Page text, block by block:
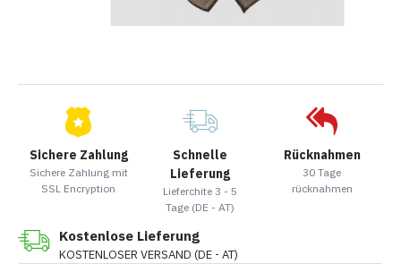
Sichere Zahlung
Sichere Zahlung mit
SSL Encryption
Schnelle
Lieferung
Lieferchite 3 - 5
Tage (DE - AT)
Rücknahmen
30 Tage
rücknahmen
Kostenlose Lieferung
KOSTENLOSER VERSAND (DE - AT)